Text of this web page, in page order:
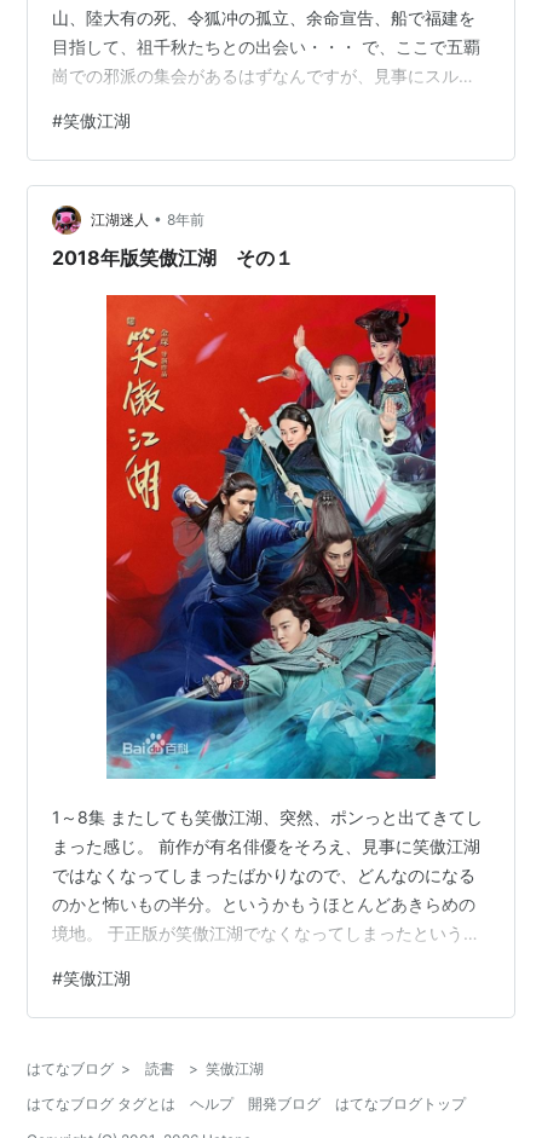
山、陸大有の死、令狐冲の孤立、余命宣告、船で福建を
目指して、祖千秋たちとの出会い・・・ で、ここで五覇
崗での邪派の集会があるはずなんですが、見事にスルー
のは出会ったんですが、それだけで大宴会はなし。 だい
たいもう盈盈はとっくに素顔さらしてるんで「おばあさ
ま」ごっこはないし、王元覇も福威鏢局で殺されてるん
でこっちの話もカット。 その代り、黒木崖での東方不敗
と蘭鳳凰の話がたっぷりとオリジナル展開。 黒づくめの
#笑傲江湖
江湖迷人 • 8年前
2018年版笑傲江湖 その１
1～8集 またしても笑傲江湖、突然、ポンっと出てきてし
まった感じ。 前作が有名俳優をそろえ、見事に笑傲江湖
ではなくなってしまったばかりなので、どんなのになる
のかと怖いもの半分。というかもうほとんどあきらめの
境地。 于正版が笑傲江湖でなくなってしまったというの
だったのに、DVDのタイトルは「月下の恋歌」と化けち
ゃった。まあ、それならそれで、こっちもなかったこと
は全くの新人ぞろい。8集までで、私がはっきり認識して
るキャストは定逸師太と風清揚の中の人だけ。定逸師太
#笑傲江湖
はてなブログ > 読書 > 笑傲江湖
はてなブログ タグとは
ヘルプ 開発ブログ
はてなブログトップ